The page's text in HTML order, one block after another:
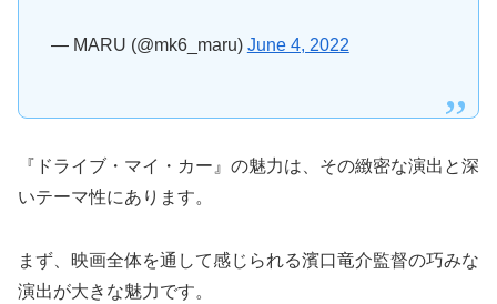
— MARU (@mk6_maru) June 4, 2022
『ドライブ・マイ・カー』の魅力は、その緻密な演出と深
いテーマ性にあります。
まず、映画全体を通して感じられる濱口竜介監督の巧みな
演出が大きな魅力です。